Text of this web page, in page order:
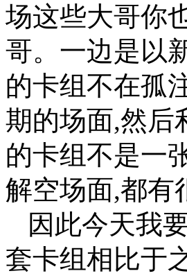
场这些大哥你
哥。一边是以
的卡组不在孤
期的场面,然后
的卡组不是一
解空场面,都有
因此今天我
套卡组相比于